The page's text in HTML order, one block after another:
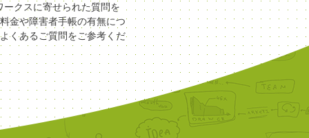
ークスに寄せられた質問を
金や障害者手帳の有無につ
くあるご質問をご参考くだ